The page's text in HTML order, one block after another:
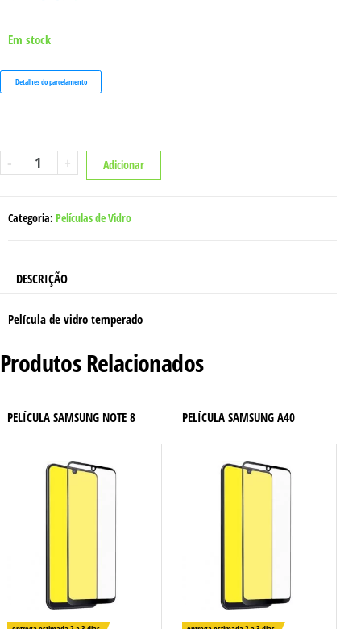
Em stock
Detalhes do parcelamento
- Quantidade
PELÍCULA
+ Adicionar
Categoria: Películas de Vidro
DESCRIÇÃO
Película de vidro temperado
Produtos Relacionados
PELÍCULA SAMSUNG NOTE 8 PELÍCULA SAMSUNG A40